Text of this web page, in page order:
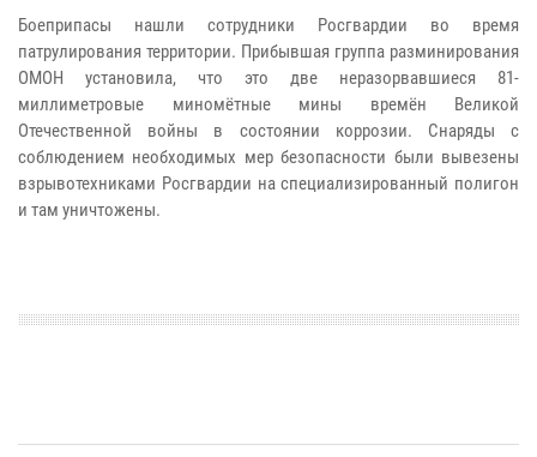
Боеприпасы нашли сотрудники Росгвардии во время
патрулирования территории. Прибывшая группа разминирования
ОМОН установила, что это две неразорвавшиеся 81-
миллиметровые миномётные мины времён Великой
Отечественной войны в состоянии коррозии. Снаряды с
соблюдением необходимых мер безопасности были вывезены
взрывотехниками Росгвардии на специализированный полигон
и там уничтожены.